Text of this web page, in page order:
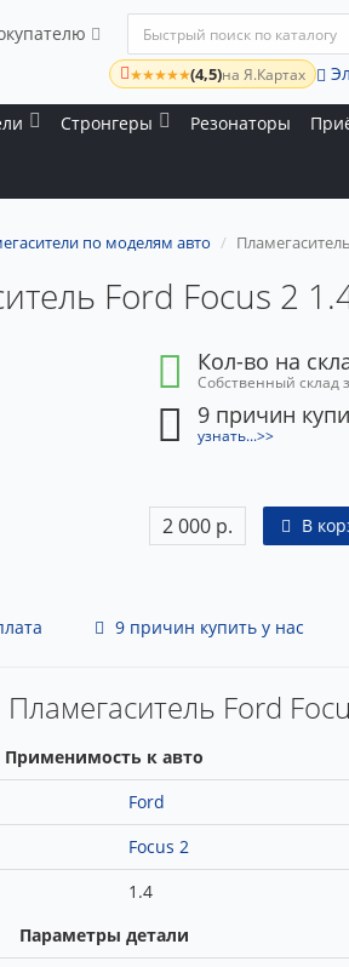
★★★★★(4,5)на Я.Картах
Стронгеры Резонаторы
по моделям авто
Ford Focus 2
Кол-во на
Собственный склад
9 причин
узнать...>>
2 000 р. В
9 причин купить у нас
Пламегаситель Ford
Применимость к авто
Ford
Focus 2
1.4
Параметры детали